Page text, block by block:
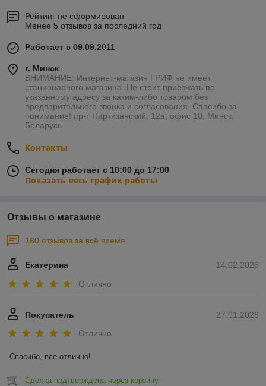
Рейтинг не сформирован
Менее 5 отзывов за последний год
Работает с 09.09.2011
г. Минск
ВНИМАНИЕ: Интернет-магазин ГРИФ не имеет
стационарного магазина. Не стоит приезжать по
указанному адресу за каким-либо товаром без
предварительного звонка и согласования. Спасибо за
понимание! пр-т Партизанский, 12а, офис 10, Минск,
Беларусь
Контакты
Сегодня работает с 10:00 до 17:00
Показать весь график работы
Отзывы о магазине
180 отзывов за всё время
14.02.2026
Екатерина
Отлично
27.01.2026
Покупатель
Отлично
Спасибо, все отлично!
Сделка подтверждена через корзину